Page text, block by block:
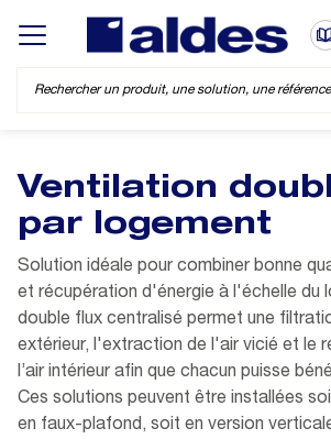
Display/hide main menu
Ventilation
par logement
Solution idéale pour combiner bonne
et récupération d'énergie à l'échelle du
double flux centralisé permet une
extérieur, l'extraction de l'air vicié et le
l’air intérieur afin que chacun puisse
Ces solutions peuvent être installées
en faux-plafond, soit en version